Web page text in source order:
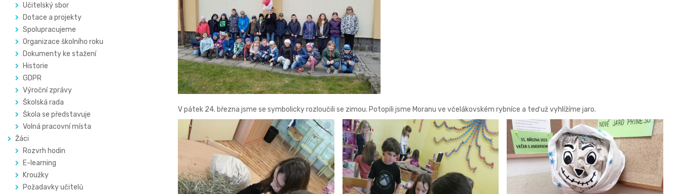
Učitelský sbor
Dotace a projekty
Spolupracujeme
Organizace školního roku
Dokumenty ke stažení
Historie
GDPR
Výroční zprávy
Školská rada
Škola se představuje
Volná pracovní místa
Žáci
Rozvrh hodin
E-learning
Kroužky
Požadavky učitelů
V pátek 24. března jsme se symbolicky rozloučili se zimou. Potopili jsme Moranu ve včelákovském rybníce a teď už vyhlížíme jaro.